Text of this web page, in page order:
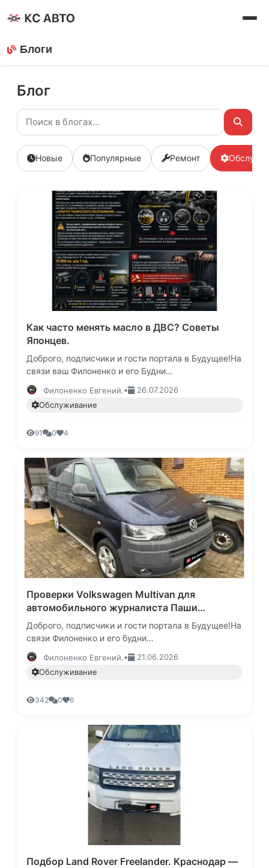
Блоги
Блог
Новые Популярные Ремонт
Как часто менять масло в ДВС? Советы
Японцев.
Доброго, подписчики и гости портала в Будущее!На
связи ваш Филоненко и его Будни
Автоподборщика.Сразу хочу сказать, эта
информация в первую очередь для тех, кто…
Филоненко Евгений.•
26.07.2026
Обслуживание
91 0 4
Проверки Volkswagen Multivan для
автомобильного журналиста Паши
Федорова.
Доброго, подписчики и гости портала в Будущее!На
связи Филоненко и его будни
автоподборщика.Сегодня поведаю вам про
проверки автомобилей для одного известного ж…
Филоненко Евгений.•
21.06.2026
Обслуживание
342 0 6
Подбор Land Rover Freelander. Краснодар —